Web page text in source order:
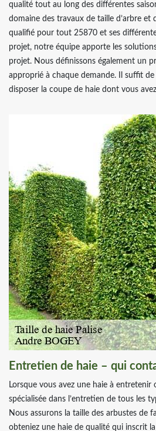
qualité tout au long des différentes
domaine des travaux de taille d’arbre et
qualifié pour tout 25870 et ses
projet, notre équipe apporte les
projet. Nous définissons également un
approprié à chaque demande. Il suffit
disposer la coupe de haie dont vous
Entretien de haie – qui
Lorsque vous avez une haie à
spécialisée dans l’entretien de tous les
Nous assurons la taille des arbustes de
obteniez une haie de qualité qui inscrit